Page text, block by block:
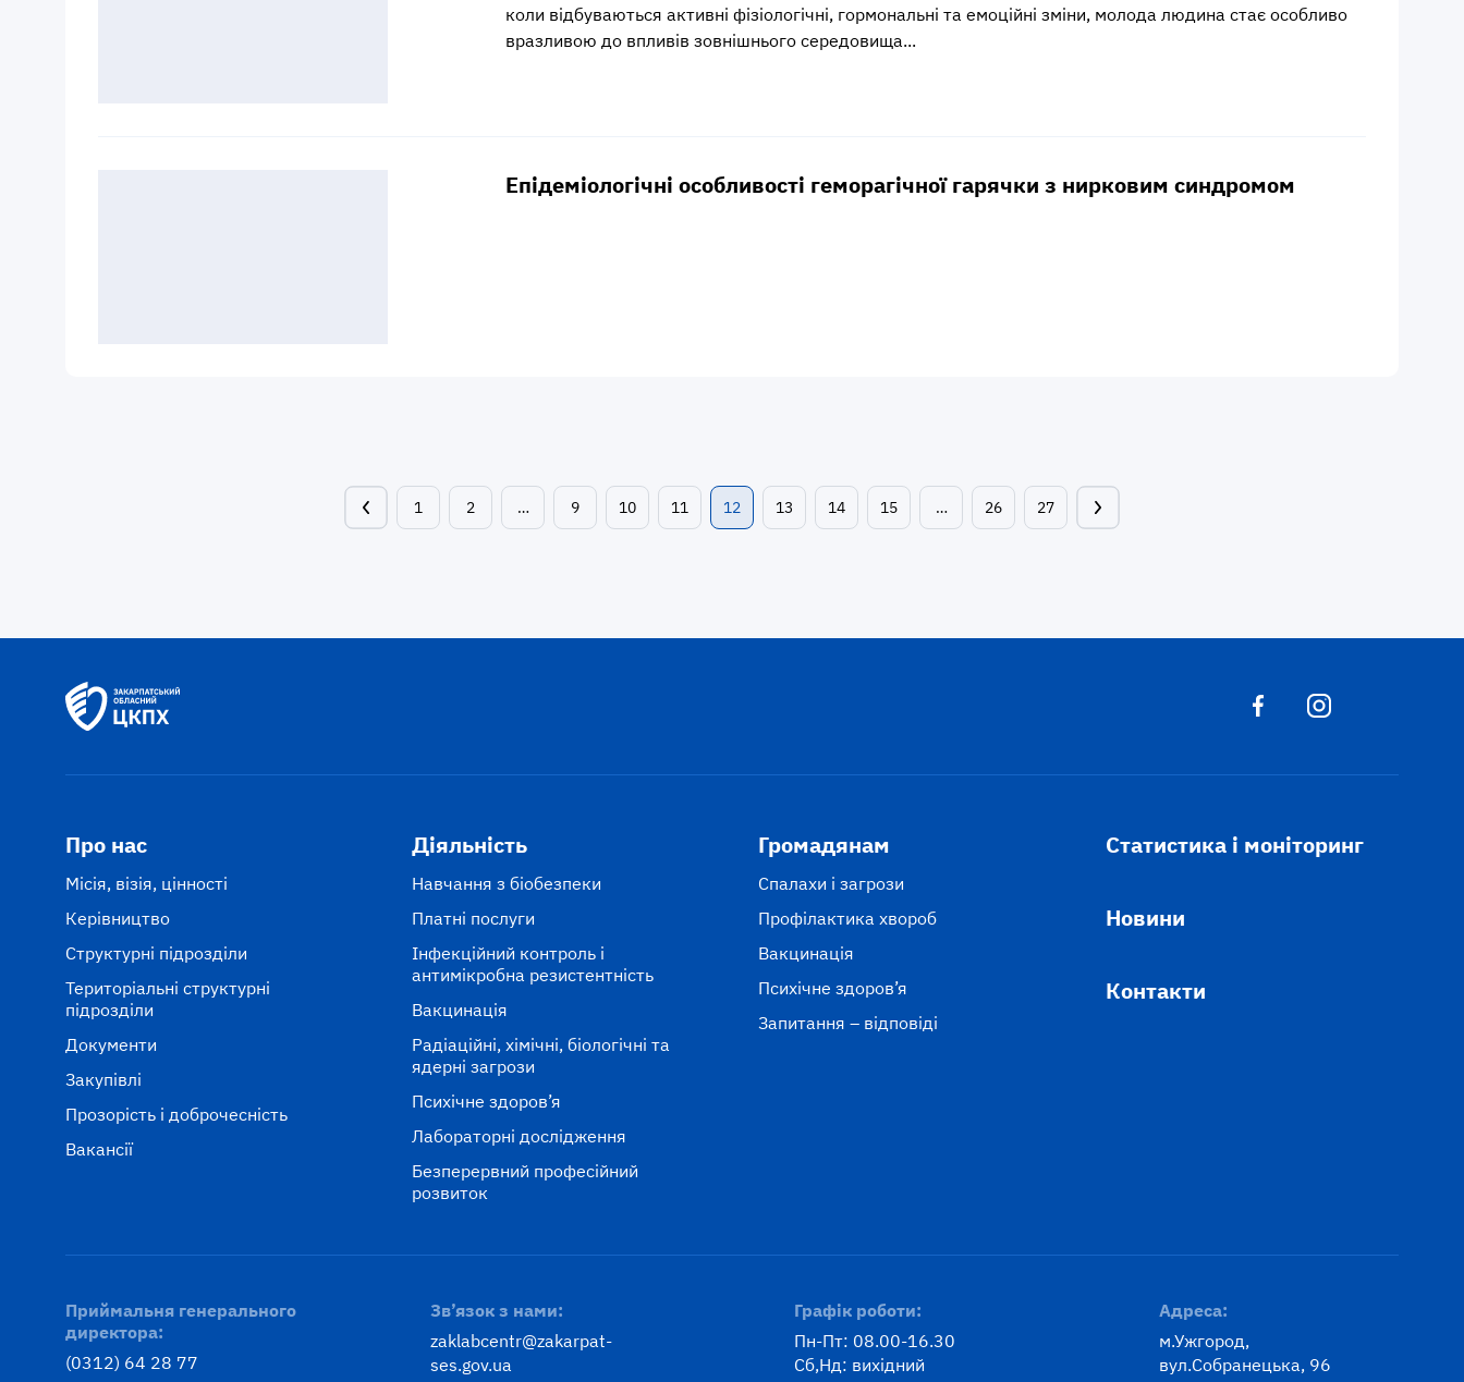
коли відбуваються активні фізіологічні, гормональні та емоційні зміни, молода людина стає особливо
вразливою до впливів зовнішнього середовища...
Епідеміологічні особливості геморагічної гарячки з нирковим синдромом
1 2 … 9 10 11 12 13 14 15 … 26 27
Про нас
Місія, візія, цінності
Керівництво
Структурні підрозділи
Територіальні структурні
підрозділи
Документи
Закупівлі
Прозорість і доброчесність
Вакансії
Діяльність
Навчання з біобезпеки
Платні послуги
Інфекційний контроль і
антимікробна резистентність
Вакцинація
Радіаційні, хімічні, біологічні та
ядерні загрози
Психічне здоров’я
Лабораторні дослідження
Безперервний професійний
розвиток
Громадянам
Спалахи і загрози
Профілактика хвороб
Вакцинація
Психічне здоров’я
Запитання – відповіді
Статистика і моніторинг
Новини
Контакти
Приймальня генерального
директора:
(0312) 64 28 77
Зв’язок з нами:
zaklabcentr@zakarpat-
ses.gov.ua
Графік роботи:
Пн-Пт: 08.00-16.30
Сб,Нд: вихідний
Адреса:
м.Ужгород,
вул.Собранецька, 96